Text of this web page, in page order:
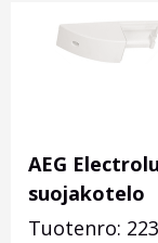
AEG
suojakotelo
Tuotenro: